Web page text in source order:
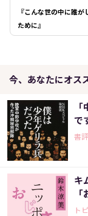
『こんな世の中に誰
ために』
今、あなたにオス
で
書評
キ
ト